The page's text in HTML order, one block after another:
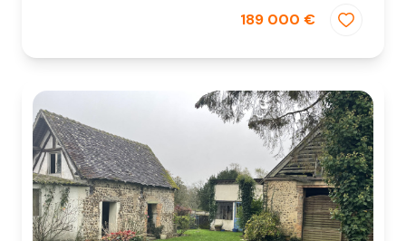
189 000 €